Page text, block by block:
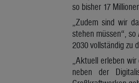
so bisher 17
„Zudem sind wir
stehen müssen“,
2030 vollständig zu
„Aktuell erleben
neben der